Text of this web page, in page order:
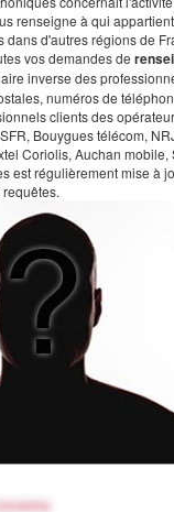
renseigne à qui
dans d'autres régions de
vos demandes de
inverse des
numéros de
clients des
Bouygues télécom,
Coriolis, Auchan mobile,
est régulièrement mise à